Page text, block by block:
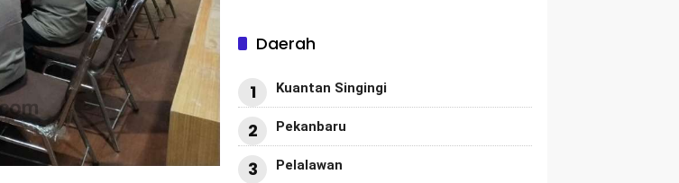
Daerah
1 Kuantan Singingi
2 Pekanbaru
3 Pelalawan